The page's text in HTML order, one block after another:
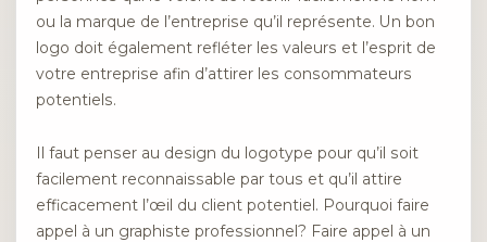
ou la marque de l’entreprise qu’il représente. Un bon
logo doit également refléter les valeurs et l’esprit de
votre entreprise afin d’attirer les consommateurs
potentiels.
Il faut penser au design du logotype pour qu’il soit
facilement reconnaissable par tous et qu’il attire
efficacement l’œil du client potentiel. Pourquoi faire
appel à un graphiste professionnel? Faire appel à un